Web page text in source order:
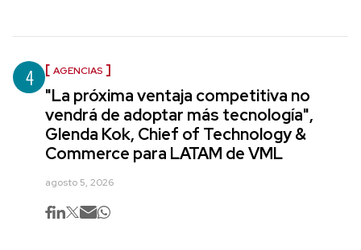
4 AGENCIAS
"La próxima ventaja competitiva no
vendrá de adoptar más tecnología",
Glenda Kok, Chief of Technology &
Commerce para LATAM de VML
agosto 5, 2026